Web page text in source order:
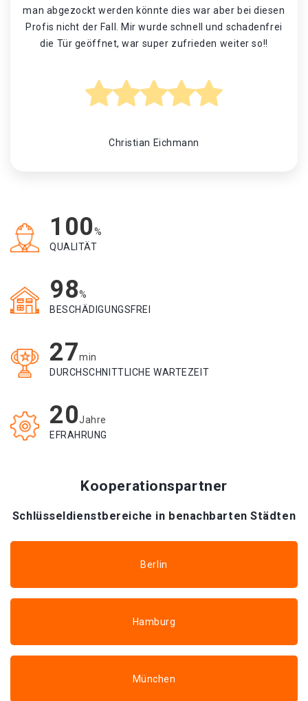
man abgezockt werden könnte dies war aber bei diesen
Profis nicht der Fall. Mir wurde schnell und schadenfrei
die Tür geöffnet, war super zufrieden weiter so!!
Christian Eichmann
100%
QUALITÄT
98%
BESCHÄDIGUNGSFREI
27min
DURCHSCHNITTLICHE WARTEZEIT
20Jahre
EFRAHRUNG
Kooperationspartner
Schlüsseldienstbereiche in benachbarten Städten
Berlin
Hamburg
München